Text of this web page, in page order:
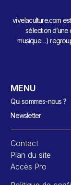
vivelaculture.com
sélection d’une
musique…)
MENU
Qui sommes-nous ?
Newsletter
Contact
Plan du site
Accès Pro